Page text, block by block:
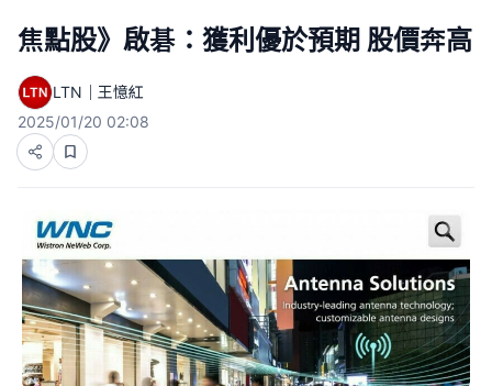
焦點股》啟碁：獲利優於預期 股價奔高
LTN｜王憶紅
2025/01/20 02:08